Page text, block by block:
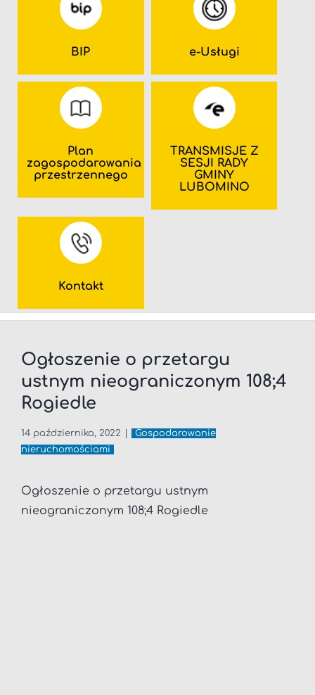
BIP e-Usługi
Plan
zagospodarowania
przestrzennego
TRANSMISJE Z
SESJI RADY
GMINY
LUBOMINO
Kontakt
Ogłoszenie o przetargu
ustnym nieograniczonym 108;4
Rogiedle
14 października, 2022
Gospodarowanie
nieruchomościami
Ogłoszenie o przetargu ustnym
nieograniczonym 108;4 Rogiedle